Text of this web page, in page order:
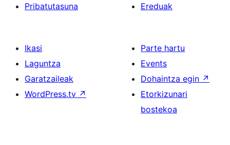
Pribatutasuna
Ereduak
Ikasi
Laguntza
Garatzaileak
WordPress.tv ↗
Parte hartu
Events
Dohaintza egin ↗
Etorkizunari
bostekoa